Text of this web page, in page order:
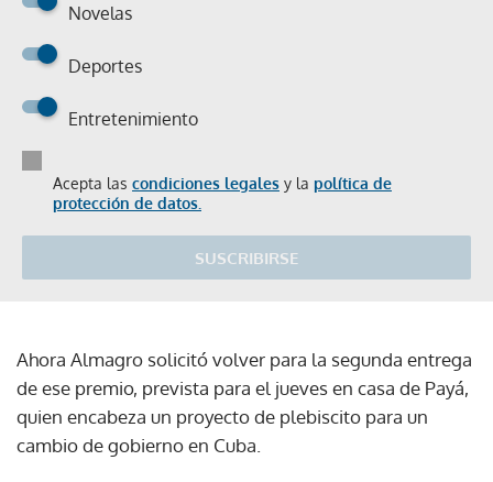
Novelas
Deportes
Entretenimiento
Acepta las condiciones legales y la política de
protección de datos.
SUSCRIBIRSE
Ahora Almagro solicitó volver para la segunda entrega
de ese premio, prevista para el jueves en casa de Payá,
quien encabeza un proyecto de plebiscito para un
cambio de gobierno en Cuba.